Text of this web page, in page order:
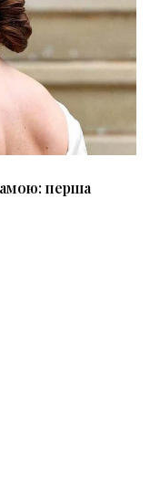
перша